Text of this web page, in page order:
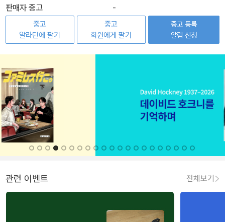
판매자 중고
-
중고
알라딘에 팔기
중고
회원에게 팔기
중고 등록
알림 신청
관련 이벤트 전체보기